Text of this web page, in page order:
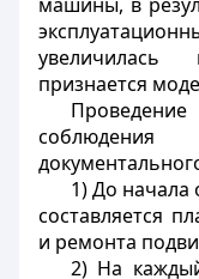
увеличилась
признается
1) До начала
составляется
и ремонта
2) На